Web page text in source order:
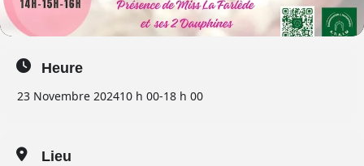
Heure
23 Novembre 202410 h 00-18 h 00
Lieu